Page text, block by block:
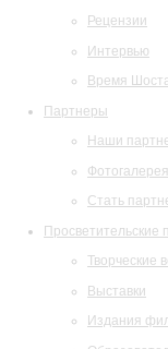
Рецензии
Интервью
Время
Партнеры
Наши
Фотогалерея
Стать
Просветительские
Творческие
Выставки
Издания